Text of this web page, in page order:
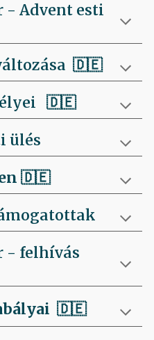
- Advent esti
🇩🇪
🇩🇪
ülés
🇩🇪
- felhívás
🇩🇪